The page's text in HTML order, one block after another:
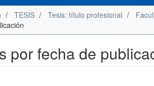
TESIS Tesis: título profesional
por fecha de